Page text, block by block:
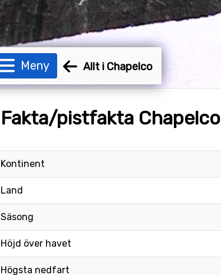
Meny Allt i Chapelco
Fakta/pistfakta Chapelco
Kontinent
Land
Säsong
Höjd över havet
Högsta nedfart